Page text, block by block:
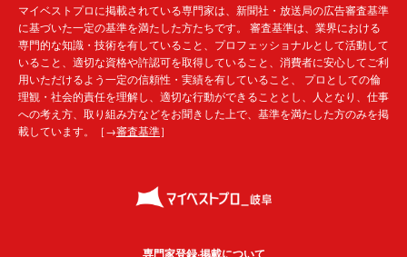
マイベストプロに掲載されている専門家は、新聞社・放送局の広告審査基準
に基づいた一定の基準を満たした方たちです。 審査基準は、業界における
専門的な知識・技術を有していること、プロフェッショナルとして活動して
いること、適切な資格や許認可を取得していること、消費者に安心してご利
用いただけるよう一定の信頼性・実績を有していること、 プロとしての倫
理観・社会的責任を理解し、適切な行動ができることとし、人となり、仕事
への考え方、取り組み方などをお聞きした上で、基準を満たした方のみを掲
載しています。［→審査基準］
専門家登録·掲載について